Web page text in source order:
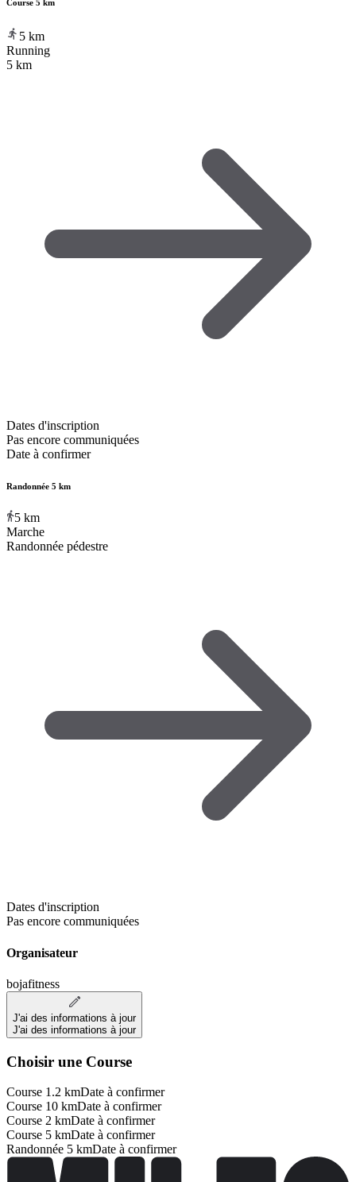
Course 5 km
5 km
Running
5 km
Dates d'inscription
Pas encore communiquées
Date à confirmer
Randonnée 5 km
5 km
Marche
Randonnée pédestre
Dates d'inscription
Pas encore communiquées
Organisateur
bojafitness
J'ai des informations à jour
J'ai des informations à jour
Choisir une Course
Course 1.2 kmDate à confirmer
Course 10 kmDate à confirmer
Course 2 kmDate à confirmer
Course 5 kmDate à confirmer
Randonnée 5 kmDate à confirmer